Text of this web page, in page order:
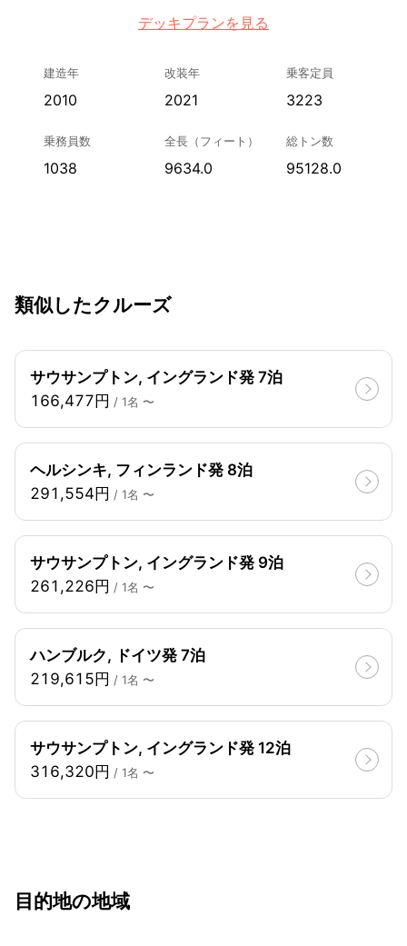
デッキプランを見る
建造年
2010
改装年
2021
乗客定員
3223
乗務員数
1038
全長（フィート）
9634.0
総トン数
95128.0
類似したクルーズ
サウサンプトン, イングランド発 7泊
166,477円 / 1名 〜
ヘルシンキ, フィンランド発 8泊
291,554円 / 1名 〜
サウサンプトン, イングランド発 9泊
261,226円 / 1名 〜
ハンブルク, ドイツ発 7泊
219,615円 / 1名 〜
サウサンプトン, イングランド発 12泊
316,320円 / 1名 〜
目的地の地域